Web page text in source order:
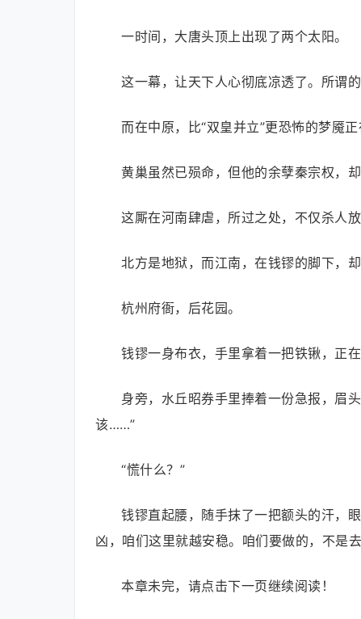
一时间，大唐头顶上出现了两个太阳。
这一幕，让天下人心彻底凉透了。所谓
而在中原，比“双皇并立”更恐怖的梦魇正
黄巢虽然已殒命，但他的余孽秦宗权，却
这厮在河南肆虐，所过之处，不仅杀人
北方是地狱，而江南，在钱镠的脚下，
杭州府衙，后花园。
钱镠一身布衣，手里拿着一把铁锹，正
身旁，水丘昭券手里捧着一份急报，眉
该……”
“慌什么？”
钱镠直起腰，随手抹了一把额头的汗，
凶，咱们这里就越安稳。咱们要做的，不是
本章未完，请点击下一页继续阅读！